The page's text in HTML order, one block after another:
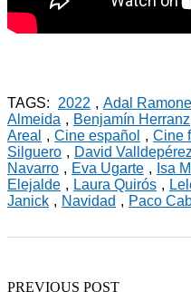
TAGS: 2022 , Adal
Almeida , Benjamín Herranz
Areal
, Cine español , Cine
Silguero , David Valldepérez
Navarro , Eva Ugarte , Isa
Elejalde , Laura Quirós ,
Janick , Navidad , Paco
PREVIOUS POST